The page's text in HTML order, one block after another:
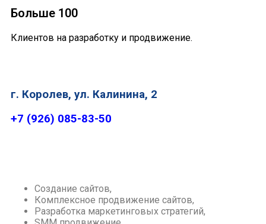
Больше 100
Клиентов на разработку и продвижение.
г. Королев, ул. Калинина, 2
+7 (926) 085-83-50
Создание сайтов,
Комплексное продвижение сайтов,
Разработка маркетинговых стратегий,